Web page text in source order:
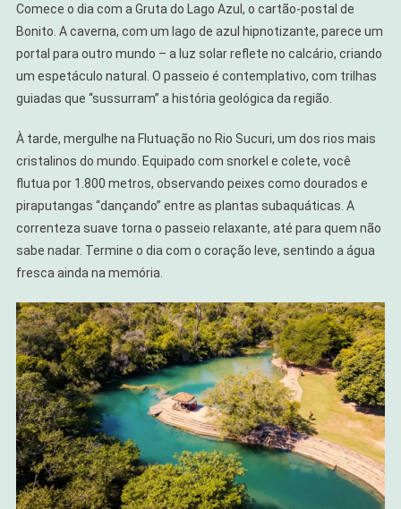
Comece o dia com a Gruta do Lago Azul, o cartão-postal de
Bonito. A caverna, com um lago de azul hipnotizante, parece um
portal para outro mundo – a luz solar reflete no calcário, criando
um espetáculo natural. O passeio é contemplativo, com trilhas
guiadas que “sussurram” a história geológica da região.
À tarde, mergulhe na Flutuação no Rio Sucuri, um dos rios mais
cristalinos do mundo. Equipado com snorkel e colete, você
flutua por 1.800 metros, observando peixes como dourados e
piraputangas “dançando” entre as plantas subaquáticas. A
correnteza suave torna o passeio relaxante, até para quem não
sabe nadar. Termine o dia com o coração leve, sentindo a água
fresca ainda na memória.